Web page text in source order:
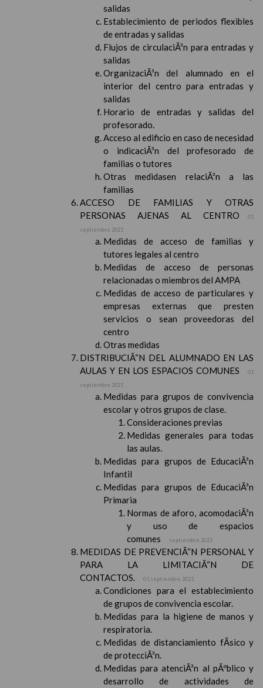
salidas
Establecimiento de periodos flexibles
de entradas y salidas
Flujos de circulaciÃ³n para entradas y
salidas
OrganizaciÃ³n del alumnado en el
interior del centro para entradas y
salidas
Horario de entradas y salidas del
profesorado.
Acceso al edificio en caso de necesidad
o indicaciÃ³n del profesorado de
familias o tutores
Otras medidasen relaciÃ³n a las
familias
ACCESO DE FAMILIAS Y OTRAS
PERSONAS AJENAS AL CENTRO
01
septiembre 2021
Medidas de acceso de familias y
tutores legales al centro
Medidas de acceso de personas
relacionadas o miembros del AMPA
Medidas de acceso de particulares y
empresas externas que presten
servicios o sean proveedoras del
centro
Otras medidas
DISTRIBUCIÃ“N DEL ALUMNADO EN LAS
AULAS Y EN LOS ESPACIOS COMUNES
01
septiembre 2021
Medidas para grupos de convivencia
escolar y otros grupos de clase.
Consideraciones previas
Medidas generales para todas
las aulas.
Medidas para grupos de EducaciÃ³n
Infantil
Medidas para grupos de EducaciÃ³n
Primaria
Normas de aforo, acomodaciÃ³n
y uso de espacios
comunes
septiembre 2021
MEDIDAS DE PREVENCIÃ“N PERSONAL Y
PARA LA LIMITACIÃ“N DE
CONTACTOS.
01 septiembre 2021
Condiciones para el establecimiento
de grupos de convivencia escolar.
Medidas para la higiene de manos y
respiratoria.
Medidas de distanciamiento fÃ­sico y
de protecciÃ³n.
Medidas para atenciÃ³n al pÃºblico y
desarrollo de actividades de